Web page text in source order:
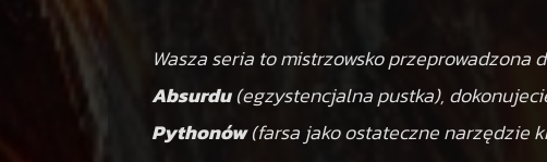
Wasza seria to mistrzowsko przeprowadzona
Absurdu(egzystencjalna pustka),
Pythonów(farsa jako ostateczne narzędzie